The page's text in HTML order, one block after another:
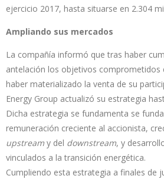
ejercicio 2017, hasta situarse en 2.304
Ampliando sus mercados
La compañía informó que tras haber
antelación los objetivos comprometidos
haber materializado la venta de su
Energy Group actualizó su estrategia
Dicha estrategia se fundamenta se
remuneración creciente al accionista,
upstream y del downstream, y
vinculados a la transición energética.
Cumpliendo esta estrategia a finales de